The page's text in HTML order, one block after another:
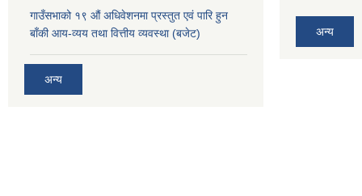
गाउँसभाको १९ ‌औं अधिवेशनमा प्रस्तुत एवं पारि हुन
बाँकी आय-व्यय तथा वित्तीय व्यवस्था (बजेट)
अन्य
अन्य